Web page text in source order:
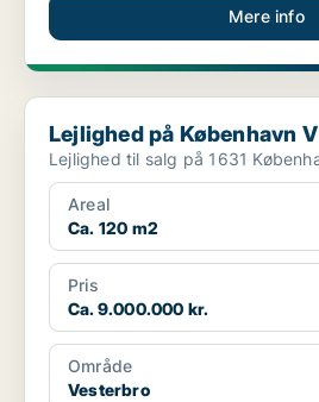
Mere info
Lejlighed på København V
Lejlighed på København V
Areal
Ca. 120 m2
Pris
Ca. 9.000.000 kr.
Område
Vesterbro